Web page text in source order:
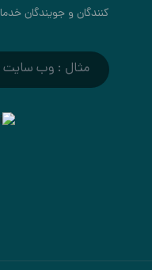
کنندگان و جویندگان